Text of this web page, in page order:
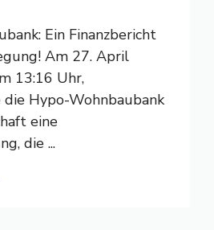
Ein Finanzbericht
Am 27. April
13:16 Uhr,
Hypo-Wohnbaubank
eine
die ...